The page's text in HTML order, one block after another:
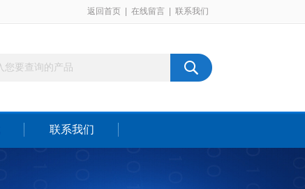
返回首页 在线留言 联系我们
联系我们